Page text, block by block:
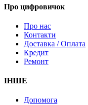
Про цифровичок
Про нас
Контакти
Доставка / Оплата
Кредит
Ремонт
ІНШЕ
Допомога